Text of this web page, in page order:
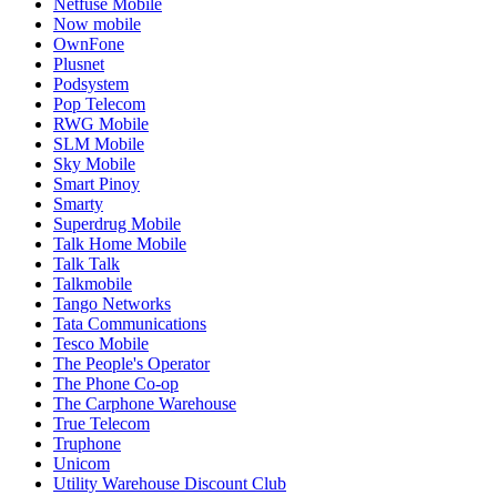
Now mobile
OwnFone
Plusnet
Podsystem
Pop Telecom
RWG Mobile
SLM Mobile
Sky Mobile
Smart Pinoy
Smarty
Superdrug Mobile
Talk Home Mobile
Talk Talk
Talkmobile
Tango Networks
Tata Communications
Tesco Mobile
The People's Operator
The Phone Co-op
The Carphone Warehouse
True Telecom
Truphone
Unicom
Utility Warehouse Discount Club